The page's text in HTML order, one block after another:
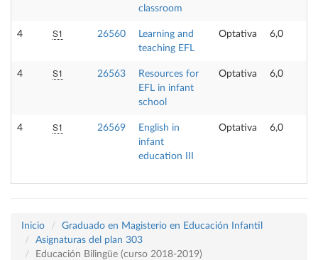
classroom
4 S1 26560
Learning and
teaching EFL
Optativa 6,0
4 S1 26563
Resources for
EFL in infant
school
Optativa 6,0
4 S1 26569
English in
infant
education III
Optativa 6,0
Inicio
Graduado en Magisterio en Educación Infantil
Asignaturas del plan 303
Educación Bilingüe (curso 2018-2019)